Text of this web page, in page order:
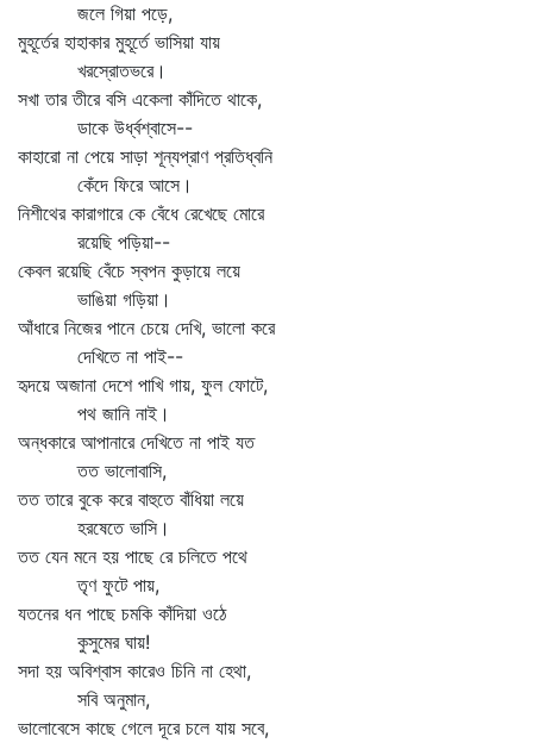
জলে গিয়া পড়ে,
মুহূর্তের হাহাকার মুহূর্তে ভাসিয়া যায়
খরস্রোতভরে।
সখা তার তীরে বসি একেলা কাঁদিতে থাকে,
ডাকে উর্ধ্বশ্বাসে--
কাহারো না পেয়ে সাড়া শূন্যপ্রাণ প্রতিধ্বনি
কেঁদে ফিরে আসে।
নিশীথের কারাগারে কে বেঁধে রেখেছে মোরে
রয়েছি পড়িয়া--
কেবল রয়েছি বেঁচে স্বপন কুড়ায়ে লয়ে
ভাঙিয়া গড়িয়া।
আঁধারে নিজের পানে চেয়ে দেখি, ভালো করে
দেখিতে না পাই--
হৃদয়ে অজানা দেশে পাখি গায়, ফুল ফোটে,
পথ জানি নাই।
অন্ধকারে আপানারে দেখিতে না পাই যত
তত ভালোবাসি,
তত তারে বুকে করে বাহুতে বাঁধিয়া লয়ে
হরষেতে ভাসি।
তত যেন মনে হয় পাছে রে চলিতে পথে
তৃণ ফুটে পায়,
যতনের ধন পাছে চমকি কাঁদিয়া ওঠে
কুসুমের ঘায়!
সদা হয় অবিশ্বাস কারেও চিনি না হেথা,
সবি অনুমান,
ভালোবেসে কাছে গেলে দূরে চলে যায় সবে,